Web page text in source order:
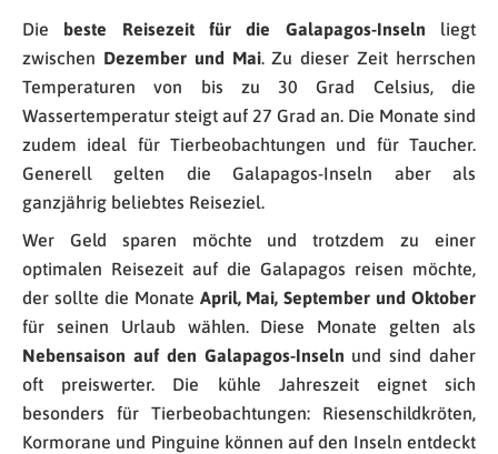
Die beste Reisezeit für die Galapagos-Inseln liegt
zwischen Dezember und Mai. Zu dieser Zeit herrschen
Temperaturen von bis zu 30 Grad Celsius, die
Wassertemperatur steigt auf 27 Grad an. Die Monate sind
zudem ideal für Tierbeobachtungen und für Taucher.
Generell gelten die Galapagos-Inseln aber als
ganzjährig beliebtes Reiseziel.
Wer Geld sparen möchte und trotzdem zu einer
optimalen Reisezeit auf die Galapagos reisen möchte,
der sollte die Monate April, Mai, September und Oktober
für seinen Urlaub wählen. Diese Monate gelten als
Nebensaison auf den Galapagos-Inseln und sind daher
oft preiswerter. Die kühle Jahreszeit eignet sich
besonders für Tierbeobachtungen: Riesenschildkröten,
Kormorane und Pinguine können auf den Inseln entdeckt